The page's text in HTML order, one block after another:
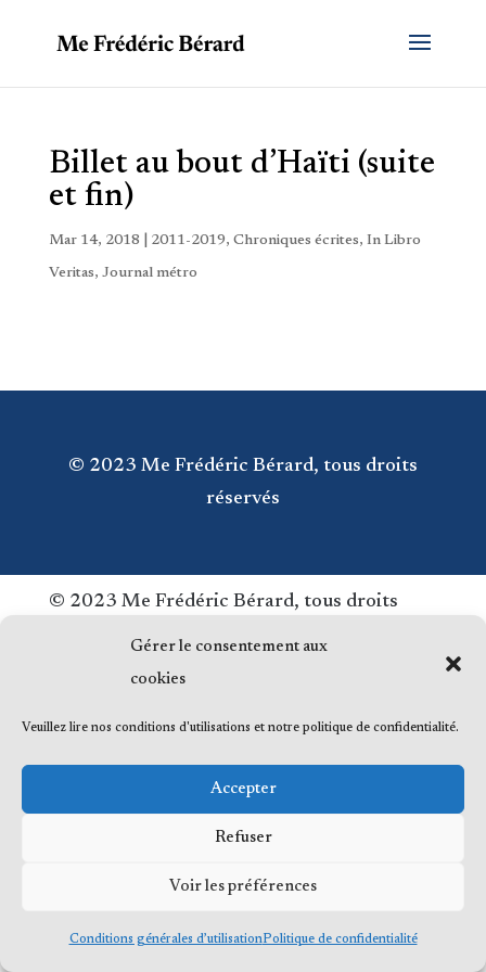
Gérer le consentement aux
cookies
Veuillez lire nos conditions d'utilisations et notre politique de confidentialité.
Accepter
Refuser
Voir les préférences
Conditions générales d’utilisationPolitique de confidentialité
Billet au bout d’Haïti (suite
et fin)
Mar 14, 2018 2011-2019, Chroniques écrites, In Libro
Veritas, Journal métro
© 2023 Me Frédéric Bérard, tous droits
réservés
© 2023 Me Frédéric Bérard, tous droits